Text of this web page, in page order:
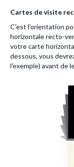
Cartes de visite
C'est l'orientation
horizontale recto-
votre carte
dessous, vous
l'exemple) avant de